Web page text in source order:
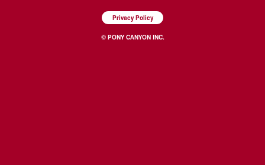
Privacy Policy
© PONY CANYON INC.